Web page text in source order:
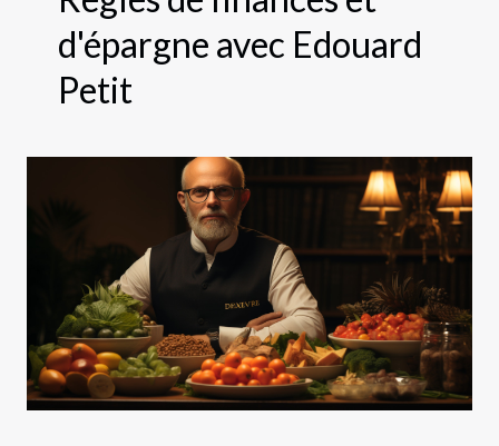
d'épargne avec Edouard
Petit